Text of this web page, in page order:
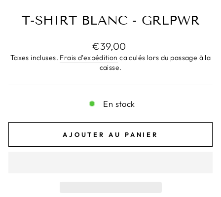
T-SHIRT BLANC - GRLPWR
Prix
régulier
€39,00
Taxes incluses. Frais d'expédition calculés lors du passage à la
caisse.
En stock
AJOUTER AU PANIER